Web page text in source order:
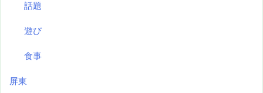
話題
遊び
食事
屏東